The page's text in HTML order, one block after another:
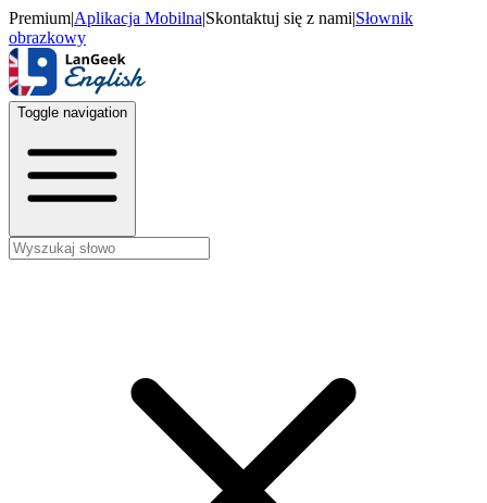
Premium|Aplikacja Mobilna|Skontaktuj się z nami|Słownik
obrazkowy
Toggle navigation